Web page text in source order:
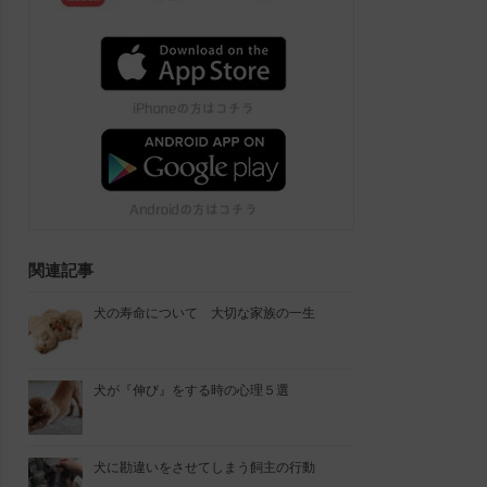
関連記事
犬の寿命について 大切な家族の一生
犬が『伸び』をする時の心理５選
犬に勘違いをさせてしまう飼主の行動